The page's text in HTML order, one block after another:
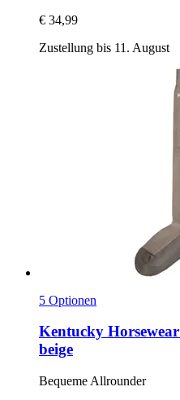
€ 34,99
Zustellung bis 11. August
5 Optionen
Kentucky Horsewear
beige
Bequeme Allrounder